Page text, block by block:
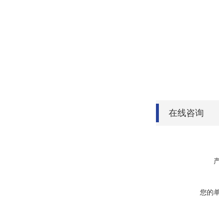
在线咨询
您的